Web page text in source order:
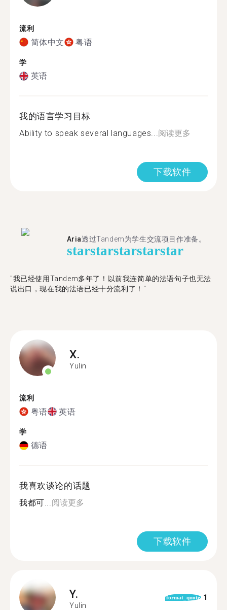
流利
简体中文 粤语
学
英语
我的语言学习目标
Ability to speak several languages...阅读更多
下载软件
Aria透过Tandem为学生交流项目作准备。
starstarstarstarstar
"​​我已经使用Tandem多年了！以前我连简单的法语句子也无法
说出口，现在我的法语已经十分流利了！"
X.
Yulin
流利
粤语 英语
学
德语
我喜欢谈论的话题
我都可...阅读更多
下载软件
Y.
Yulin
format_quote 1